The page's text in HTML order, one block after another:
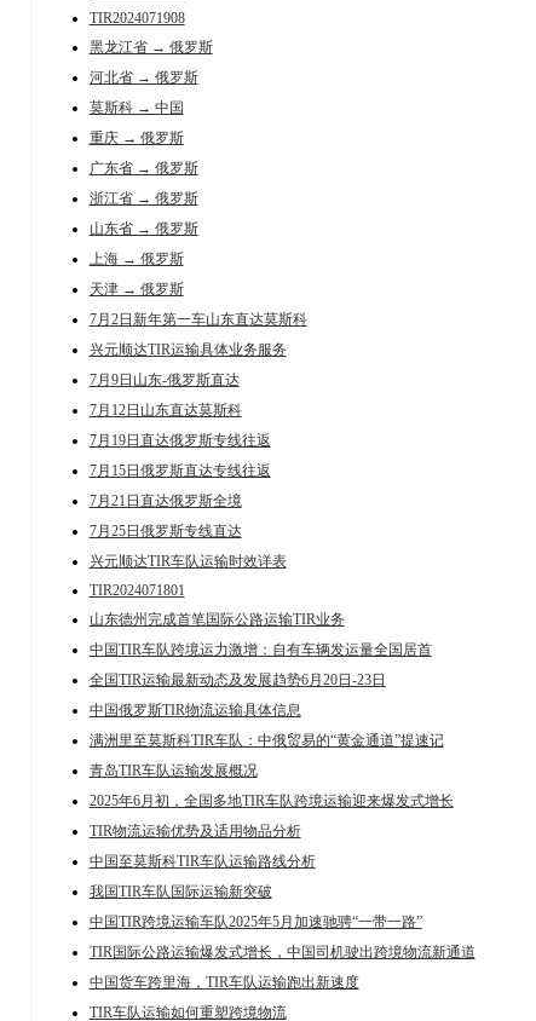
TIR2024071908
黑龙江省 → 俄罗斯
河北省 → 俄罗斯
莫斯科 → 中国
重庆 → 俄罗斯
广东省 → 俄罗斯
浙江省 → 俄罗斯
山东省 → 俄罗斯
上海 → 俄罗斯
天津 → 俄罗斯
7月2日新年第一车山东直达莫斯科
兴元顺达TIR运输具体业务服务
7月9日山东-俄罗斯直达
7月12日山东直达莫斯科
7月19日直达俄罗斯专线往返
7月15日俄罗斯直达专线往返
7月21日直达俄罗斯全境
7月25日俄罗斯专线直达
兴元顺达TIR车队运输时效详表
TIR2024071801
山东德州完成首笔国际公路运输TIR业务
中国TIR车队跨境运力激增：自有车辆发运量全国居首
全国TIR运输最新动态及发展趋势6月20日-23日
中国俄罗斯TIR物流运输具体信息
满洲里至莫斯科TIR车队：中俄贸易的“黄金通道”提速记
青岛TIR车队运输发展概况
2025年6月初，全国多地TIR车队跨境运输迎来爆发式增长
TIR物流运输优势及适用物品分析
中国至莫斯科TIR车队运输路线分析
我国TIR车队国际运输新突破
中国TIR跨境运输车队2025年5月加速驰骋“一带一路”
TIR国际公路运输爆发式增长，中国司机驶出跨境物流新通道
中国货车跨里海，TIR车队运输跑出新速度
TIR车队运输如何重塑跨境物流